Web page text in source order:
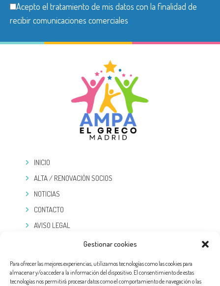
Gestionar cookies
Para ofrecer las mejores experiencias, utilizamos tecnologías como las cookies para
almacenar y/o acceder a la información del dispositivo. El consentimiento de estas
tecnologías nos permitirá procesar datos como el comportamiento de navegación o las
Acepto el tratamiento de mis datos con la finalidad de
recibir comunicaciones comerciales
INICIO
ALTA / RENOVACIÓN SOCIOS
NOTICIAS
CONTACTO
AVISO LEGAL
POLÍTICA DE PRIVACIDAD
TELEGRAM